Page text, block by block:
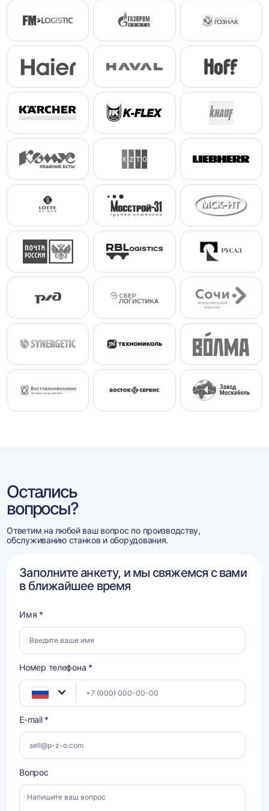
Остались
вопросы?
Ответим на любой ваш вопрос по производству,
обслуживанию станков и оборудования.
Заполните анкету, и мы свяжемся с вами
в ближайшее время
Имя *
Номер телефона *
E-mail *
Вопрос